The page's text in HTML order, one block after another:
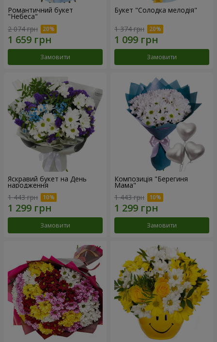
Романтичний букет
"Небеса"
2 074 грн
Замовити
Букет "Солодка мелодія"
1 374 грн
Замовити
Яскравий букет на День
народження
1 443 грн
Замовити
Композиція "Берегиня
Мама"
1 443 грн
Замовити